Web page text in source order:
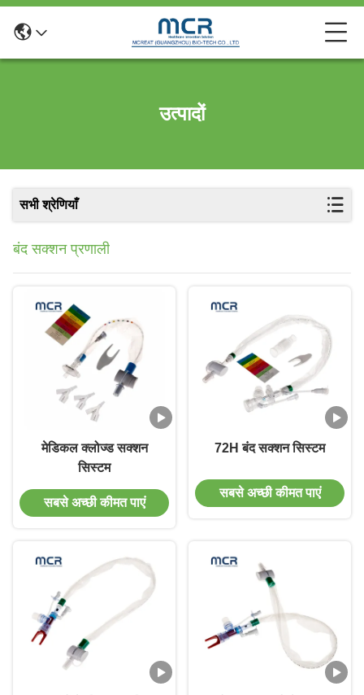
उत्पादों
सभी श्रेणियाँ
बंद सक्शन प्रणाली
मेडिकल क्लोज्ड सक्शन
सिस्टम
सबसे अच्छी कीमत पाएं
72H बंद सक्शन सिस्टम
सबसे अच्छी कीमत पाएं